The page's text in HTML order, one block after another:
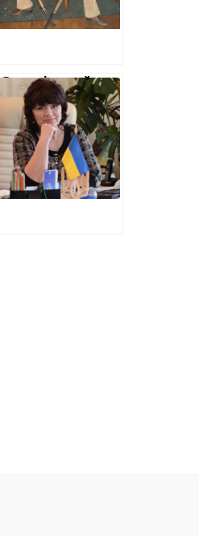
Став відомий
вирок депутатці
Куп’янської
міськради, яка
впроваджувала
російську освіту
на Харківщині